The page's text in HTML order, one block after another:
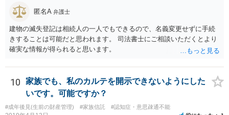
匿名A 弁護士
建物の滅失登記は相続人の一人でもできるので、名義変更せずに手続
きすることは可能だと思われます。 司法書士にご相談いただくとより
確実な情報が得られると思います。
10
家族でも、私のカルテを開示できないようにした
いです。可能ですか？
#成年後見(生前の財産管理) #家族信託 #認知症・意思疎通不能